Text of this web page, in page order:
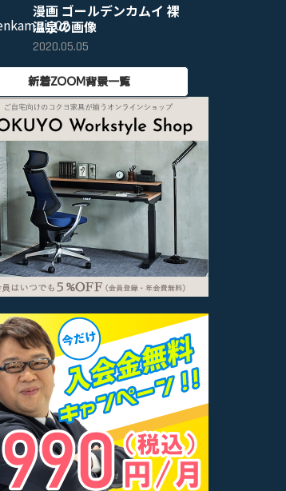
漫画 ゴールデンカムイ 裸
温泉の画像
2020.05.05
新着ZOOM背景一覧